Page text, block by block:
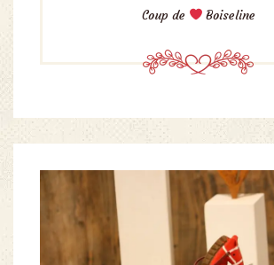
Coup de Boiseline